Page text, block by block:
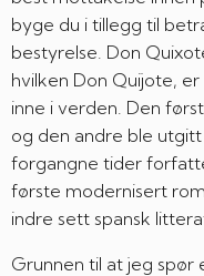
byge du i tillegg til
bestyrelse. Don
hvilken Don Quijote,
inne i verden. Den
og den andre ble
forgangne tider
første modernisert
indre sett spansk
Grunnen til at jeg spør